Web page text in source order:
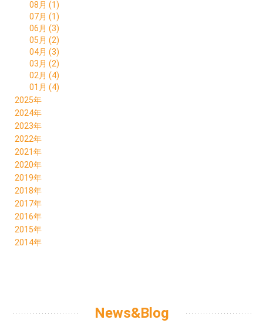
08月 (1)
07月 (1)
06月 (3)
05月 (2)
04月 (3)
03月 (2)
02月 (4)
01月 (4)
2025年
12月 (1)
11月 (4)
10月 (5)
09月 (3)
08月 (2)
07月 (1)
06月 (4)
05月 (3)
04月 (2)
03月 (4)
02月 (2)
01月 (5)
2024年
12月 (4)
11月 (4)
10月 (5)
09月 (2)
08月 (3)
07月 (4)
06月 (5)
05月 (3)
04月 (6)
03月 (4)
02月 (3)
2023年
12月 (3)
11月 (4)
10月 (4)
09月 (4)
08月 (5)
07月 (3)
06月 (6)
05月 (6)
04月 (6)
03月 (5)
2022年
12月 (10)
11月 (6)
10月 (5)
09月 (7)
08月 (7)
07月 (7)
06月 (6)
05月 (8)
04月 (5)
2021年
12月 (6)
11月 (5)
10月 (4)
09月 (7)
08月 (7)
07月 (5)
06月 (8)
05月 (12)
2020年
12月 (7)
11月 (6)
10月 (6)
09月 (5)
08月 (5)
07月 (6)
06月 (8)
2019年
12月 (7)
11月 (6)
10月 (9)
09月 (8)
08月 (8)
07月 (2)
2018年
12月 (4)
11月 (7)
10月 (3)
09月 (6)
08月 (4)
2017年
12月 (1)
10月 (1)
09月 (1)
2016年
12月 (4)
11月 (1)
03月 (1)
2015年
12月 (1)
01月 (1)
2014年
News&Blog